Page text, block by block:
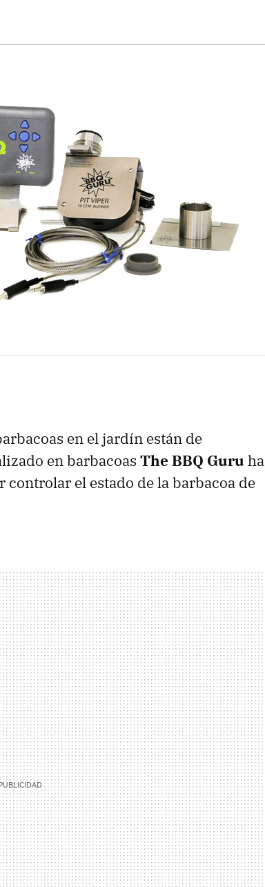
en el jardín están de
en barbacoas The BBQ Guru ha
el estado de la barbacoa de